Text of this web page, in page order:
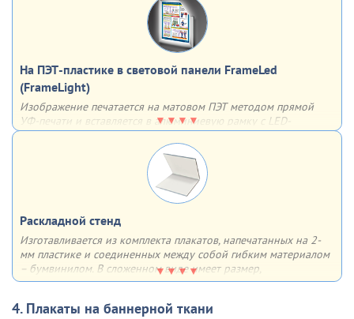
Такой плакат способен украсить любой кабинет, учебный
С обратной стороны багета имеются 2 скрытых
подвеса для монтажа плаката на стену
На ПЭТ-пластике в световой панели FrameLed
(FrameLight)
Изображение печатается на матовом ПЭТ методом прямой
УФ-печати и вставляется в алюминиевую рамку с LED-
подсветкой. Подсветка изображения происходит за счет
встроенной внутрь профиля светодиодной ленты. Данная
система предполагает возможность создания
односторонних, так и двусторонних тонких световых панелей
Матово-серебристая рамка из алюминия с анодированным
покрытием имеет множество плюсов - она лёгкая, прочная,
недорогая, быстрая в сборке, устойчивая к солнечным лучам и
воздействию влаги. Отщёлкивающаяся крышка профиля (клик-
система) позволяет быстро менять информацию (плакат,
постер и др.)
Раскладной стенд
Изготавливается из комплекта плакатов, напечатанных на 2-
мм пластике и соединенных между собой гибким материалом
– бумвинилом. В сложенном виде имеет размер,
соответствующий формату одного плаката. Возможны 3
4. Плакаты на баннерной ткани